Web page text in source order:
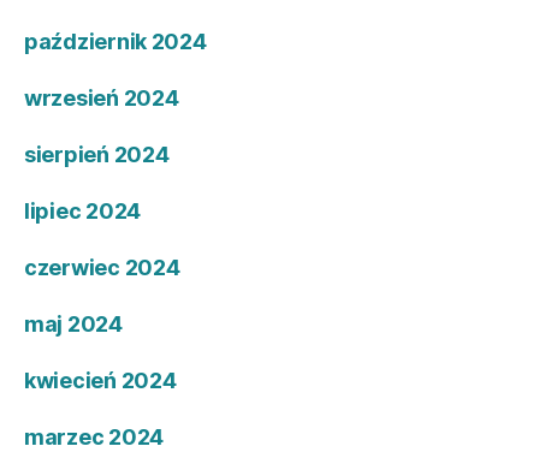
październik 2024
wrzesień 2024
sierpień 2024
lipiec 2024
czerwiec 2024
maj 2024
kwiecień 2024
marzec 2024